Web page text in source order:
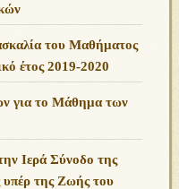
του Μαθήματος
έτος 2019-2020
για το Μάθημα των
Ιερά Σύνοδο της
υπέρ της Ζωής του